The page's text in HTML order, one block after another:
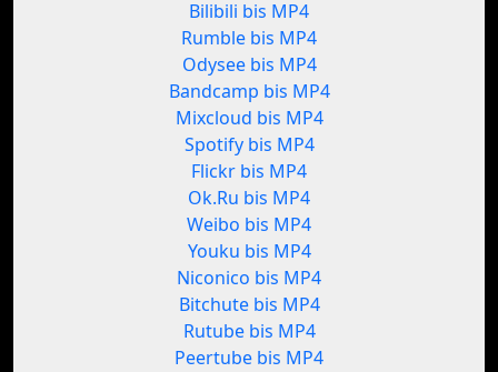
Bilibili bis MP4
Rumble bis MP4
Odysee bis MP4
Bandcamp bis MP4
Mixcloud bis MP4
Spotify bis MP4
Flickr bis MP4
Ok.Ru bis MP4
Weibo bis MP4
Youku bis MP4
Niconico bis MP4
Bitchute bis MP4
Rutube bis MP4
Peertube bis MP4